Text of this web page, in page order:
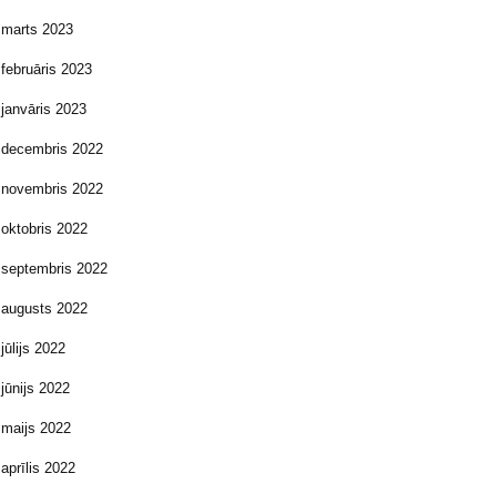
marts 2023
februāris 2023
janvāris 2023
decembris 2022
novembris 2022
oktobris 2022
septembris 2022
augusts 2022
jūlijs 2022
jūnijs 2022
maijs 2022
aprīlis 2022